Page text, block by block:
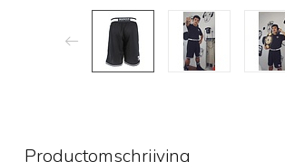
Productomschrijving